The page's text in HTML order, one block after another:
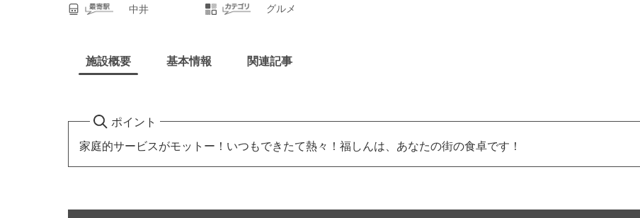
中井 グルメ
施設概要 基本情報 関連記事
ポイント
家庭的サービスがモットー！いつもできたて熱々！福しんは、あなたの街の食卓です！